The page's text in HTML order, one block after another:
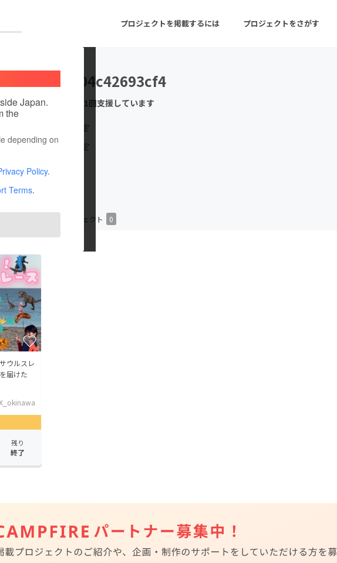
プロジェクトを掲載するには プロジェクトをさがす
クト 注目のリターン 注目の新着プロジェクト
・ガジェット
業
チャレンジ
地域活性化
Japan.
the
depending on
Policy.
Terms.
user_904c42693cf4
これまでに1回支援しています
在住国：未設定
出身国：未設定
プロジェクト 0
ウルスレ
届けた
残り
終了